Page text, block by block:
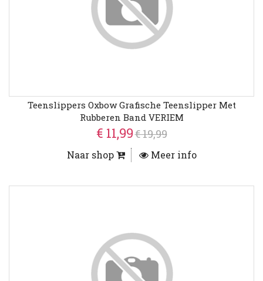
Teenslippers Oxbow Grafische Teenslipper Met
Rubberen Band VERIEM
€ 11,99€ 19,99
Naar shop Meer info